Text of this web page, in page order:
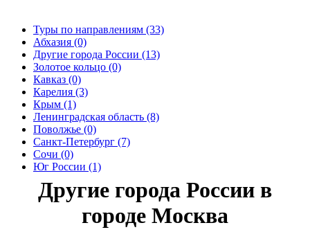
Туры по направлениям (33)
Абхазия (0)
Другие города России (13)
Золотое кольцо (0)
Кавказ (0)
Карелия (3)
Крым (1)
Ленинградская область (8)
Поволжье (0)
Санкт-Петербург (7)
Сочи (0)
Юг России (1)
Другие города России в
городе Москва